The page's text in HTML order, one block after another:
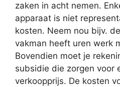
zaken in acht nemen.
apparaat is niet
kosten. Neem nou bijv.
vakman heeft uren werk
Bovendien moet je
subsidie die zorgen voor
verkoopprijs. De kosten